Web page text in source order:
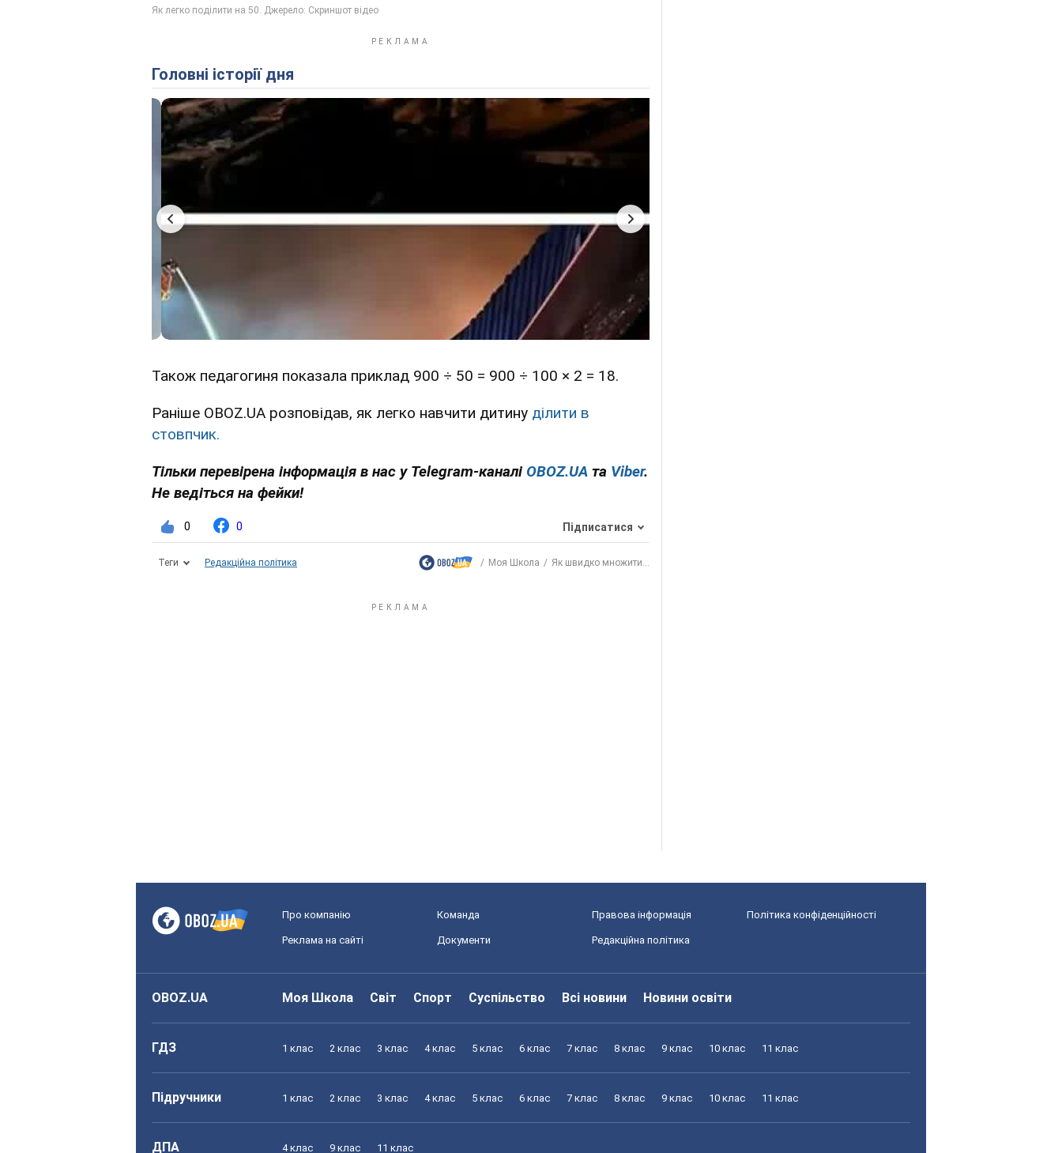
Головні історії дня
Також педагогиня показала приклад 900 ÷ 50 = 900 ÷ 100 × 2 = 18.
Раніше OBOZ.UA розповідав, як легко навчити дитину ділити в
стовпчик.
Тільки перевірена інформація в нас у Telegram-каналі OBOZ.UA та Viber.
Не ведіться на фейки!
0 0 Підписатися
Теги Редакційна політика Моя Школа Як швидко множити...
Про компанію Команда Правова інформація Політика конфіденційності
Реклама на сайті Документи Редакційна політика
OBOZ.UA Моя Школа Світ Спорт Суспільство Всі новини Новини освіти
ГДЗ 1 клас 2 клас 3 клас 4 клас 5 клас 6 клас 7 клас 8 клас 9 клас 10 клас 11 клас
Підручники 1 клас 2 клас 3 клас 4 клас 5 клас 6 клас 7 клас 8 клас 9 клас 10 клас 11 клас
ДПА 4 клас 9 клас 11 клас